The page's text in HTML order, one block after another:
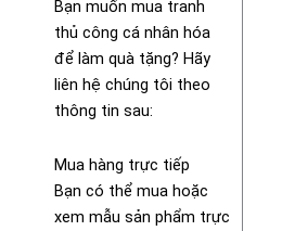
Bạn muốn mua tranh
thủ công cá nhân hóa
để làm quà tặng? Hãy
liên hệ chúng tôi theo
thông tin sau:
Mua hàng trực tiếp
Bạn có thể mua hoặc
xem mẫu sản phẩm trực